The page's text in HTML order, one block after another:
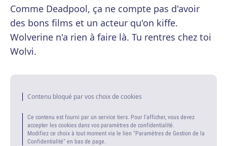
Comme Deadpool, ça ne compte pas d'avoir
des bons films et un acteur qu'on kiffe.
Wolverine n'a rien à faire là. Tu rentres chez toi
Wolvi.
Contenu bloqué par vos choix de cookies
Ce contenu est fourni par un service tiers. Pour l'afficher, vous devez
accepter les cookies dans vos paramètres de confidentialité.
Modifiez ce choix à tout moment via le lien "Paramètres de Gestion de la
Confidentialité" en bas de page.